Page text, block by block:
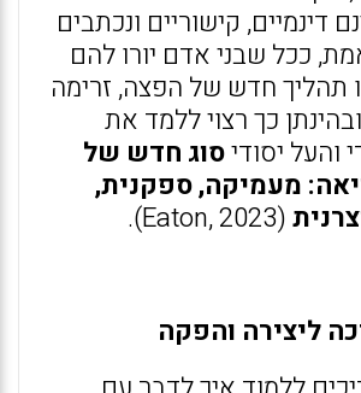
דינמיים, קישוריים ונכתבים
ככל שבני אדם יורו להם
תהליך חדש של הפצה, זרימה
כך רצוי ללמד את
והעל יסודיסוג חדש של
מעמיקה, ספקנית,
(Eaton, 2023).
ליצירה והפקה